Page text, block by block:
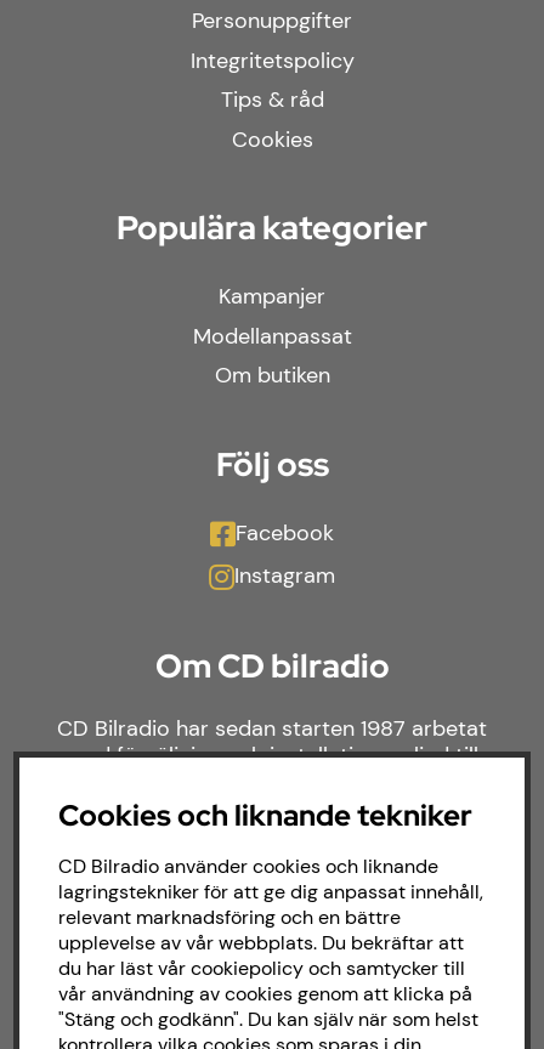
Personuppgifter
Integritetspolicy
Tips & råd
Cookies
Populära kategorier
Kampanjer
Modellanpassat
Om butiken
Följ oss
Facebook
Instagram
Om CD bilradio
CD Bilradio har sedan starten 1987 arbetat
med försäljning och installation av ljud till
brett sortiment av billjud till alla typer av
bilmärken och behov.
Cookies och liknande tekniker
CD Bilradio använder cookies och liknande
lagringstekniker för att ge dig anpassat innehåll,
relevant marknadsföring och en bättre
upplevelse av vår webbplats. Du bekräftar att
du har läst vår cookiepolicy och samtycker till
vår användning av cookies genom att klicka på
"Stäng och godkänn". Du kan själv när som helst